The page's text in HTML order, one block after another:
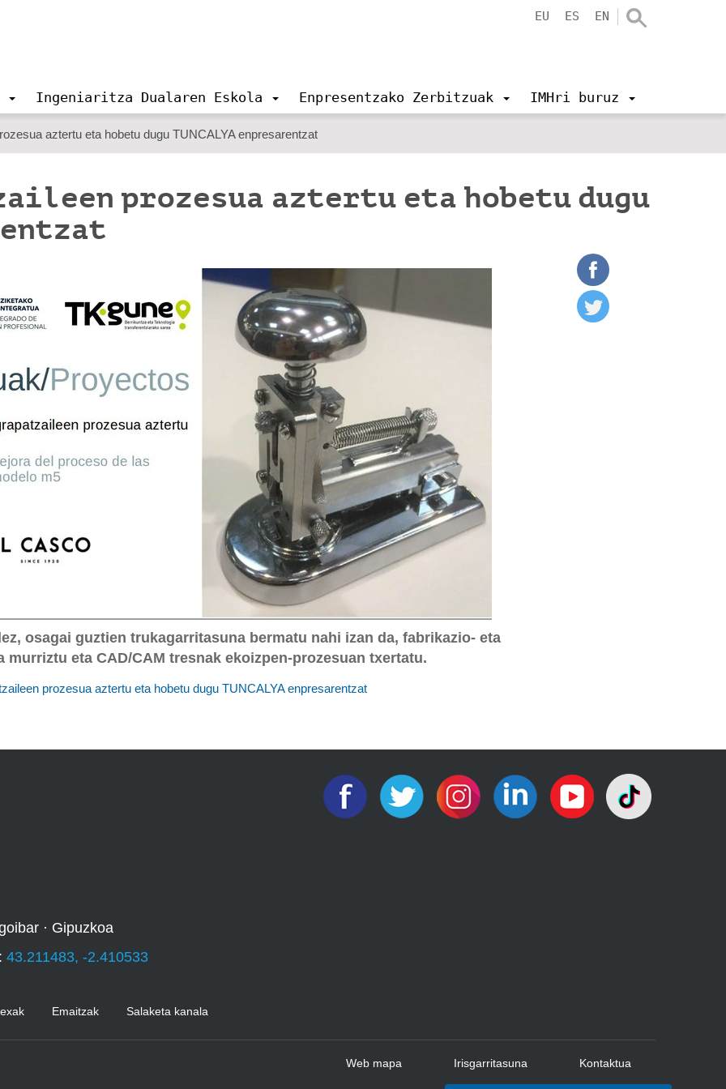
EU ES EN
Ingeniaritza Dualaren Eskola Enpresentzako Zerbitzuak IMHri buruz
aztertu eta hobetu dugu TUNCALYA enpresarentzat
prozesua aztertu eta hobetu dugu
osagai guztien trukagarritasuna bermatu nahi izan da, fabrikazio- eta
murriztu eta CAD/CAM tresnak ekoizpen-prozesuan txertatu.
prozesua aztertu eta hobetu dugu TUNCALYA enpresarentzat
· Gipuzkoa
43.211483, -2.410533
Emaitzak Salaketa kanala
Web mapa Irisgarritasuna Kontaktua